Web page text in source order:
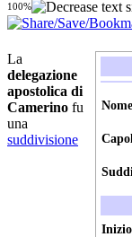
100%
Inizio
La
delegazione
apostolica di
Camerino fu
una
suddivisione